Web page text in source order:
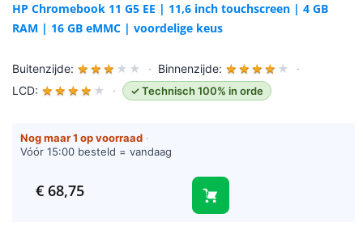
HP Chromebook 11 G5 EE | 11,6 inch touchscreen | 4 GB
RAM | 16 GB eMMC | voordelige keus
Buitenzijde: ★ ★ ★ ★ ★ · Binnenzijde: ★ ★ ★ ★ ★
·
LCD: ★ ★ ★ ★ ★ · ✓ Technisch 100% in orde
Nog maar 1 op voorraad ·
Vóór 15:00 besteld = vandaag
€68,75